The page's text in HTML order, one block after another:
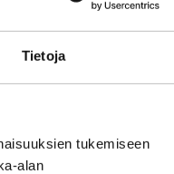
Tietoja
tukemiseen
alan